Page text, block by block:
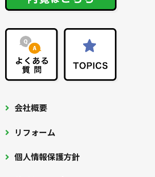
会社概要
リフォーム
個人情報保護方針